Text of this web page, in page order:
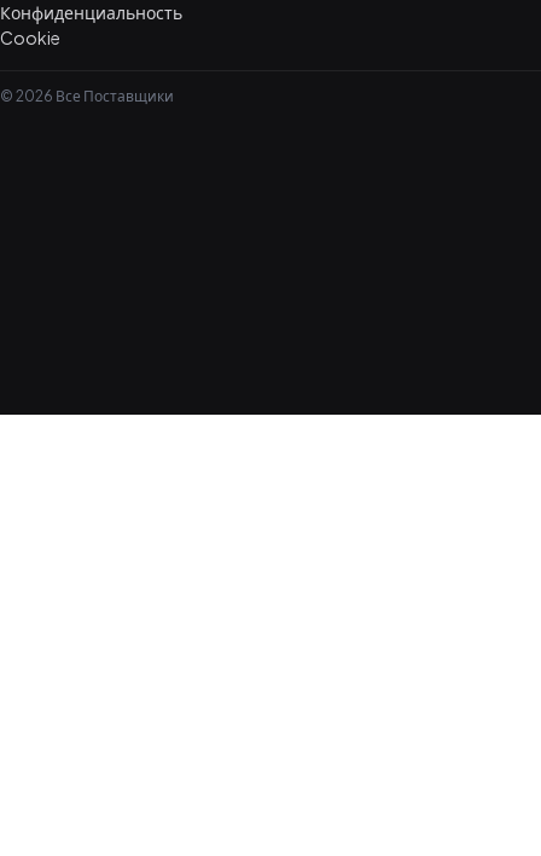
Конфиденциальность
Cookie
© 2026 Все Поставщики